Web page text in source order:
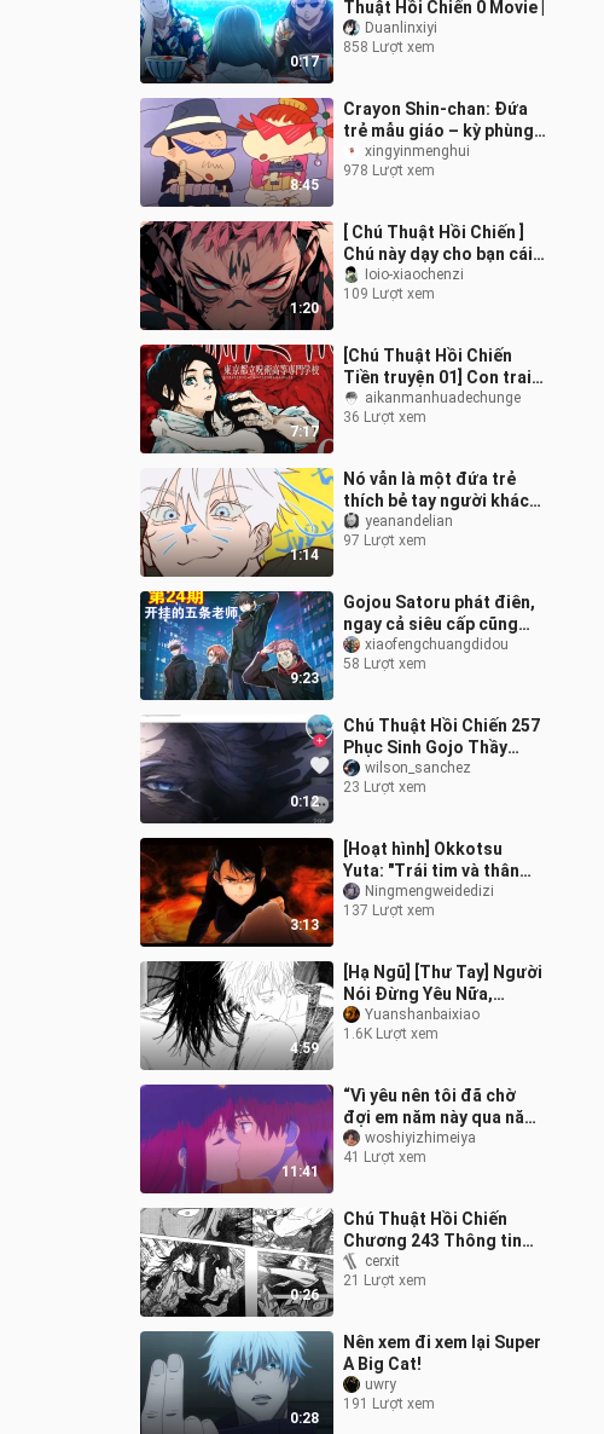
0:17
Thuật Hồi Chiến 0 Movie |
Duanlinxiyi
858 Lượt xem
8:45
Crayon Shin-chan: Đứa
trẻ mẫu giáo – kỳ phùng
địch thủ đã tới do thám
rồi đấy
xingyinmenghui
978 Lượt xem
1:20
[ Chú Thuật Hồi Chiến ]
Chú này dạy cho bạn cái
gọi là "thần chú"
Ioio-xiaochenzi
109 Lượt xem
7:17
[Chú Thuật Hồi Chiến
Tiền truyện 01] Con trai
của lời nguyền! Đại học
Lời nguyền thủ đô Tokyo!
aikanmanhuadechunge
36 Lượt xem
1:14
Nó vẫn là một đứa trẻ
thích bẻ tay người khác
nên cứ để nó làm [五条
人|Chú Thuật Hồi Chiến]
yeanandelian
97 Lượt xem
9:23
Gojou Satoru phát điên,
ngay cả siêu cấp cũng
không thể ngăn được
đòn tấn công của hắn,
xiaofengchuangdidou
58 Lượt xem
0:12
Chú Thuật Hồi Chiến 257
Phục Sinh Gojo Thầy
Phục Sinh
wilson_sanchez
23 Lượt xem
3:13
[Hoạt hình] Okkotsu
Yuta: "Trái tim và thân
thể mình đều là của Rika"
Ningmengweidedizi
137 Lượt xem
4:59
[Hạ Ngũ] [Thư Tay] Người
Nói Đừng Yêu Nữa,
Nhưng Lại Không Nỡ Từ
Bỏ
Yuanshanbaixiao
1.6K Lượt xem
11:41
“Vì yêu nên tôi đã chờ
đợi em năm này qua năm
khác”woshiyizhimeiya
41 Lượt xem
0:26
Chú Thuật Hồi Chiến
Chương 243 Thông tin
Gao Yu và Nao Hua kết
thúc trận chiến! Yigu Juju
cerxit
21 Lượt xem
0:28
Nên xem đi xem lại Super
A Big Cat!
uwry
191 Lượt xem